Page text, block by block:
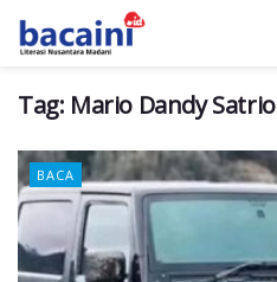
Tag: Mario Dandy Satrio
BACA